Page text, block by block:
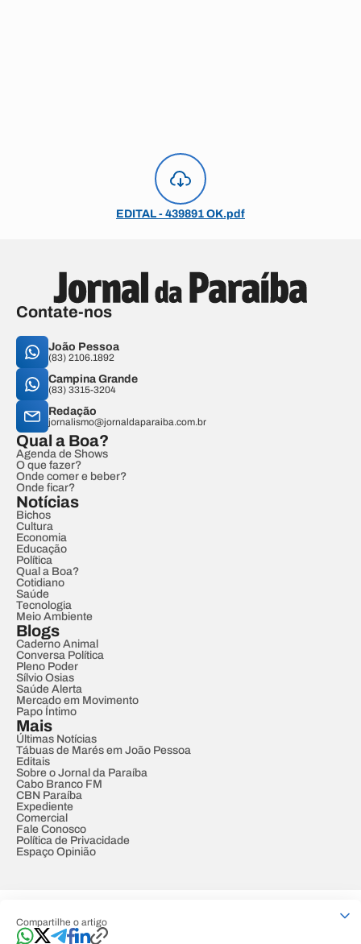
Compartilhe o artigo
EDITAL - 439891 OK.pdf
Contate-nos
João Pessoa
(83) 2106.1892
Campina Grande
(83) 3315-3204
Redação
jornalismo@jornaldaparaiba.com.br
Qual a Boa?
Agenda de Shows
O que fazer?
Onde comer e beber?
Onde ficar?
Notícias
Bichos
Cultura
Economia
Educação
Política
Qual a Boa?
Cotidiano
Saúde
Tecnologia
Meio Ambiente
Blogs
Caderno Animal
Conversa Política
Pleno Poder
Sílvio Osias
Saúde Alerta
Mercado em Movimento
Papo Íntimo
Mais
Últimas Notícias
Tábuas de Marés em João Pessoa
Editais
Sobre o Jornal da Paraíba
Cabo Branco FM
CBN Paraíba
Expediente
Comercial
Fale Conosco
Política de Privacidade
Espaço Opinião
Developed by Designed by